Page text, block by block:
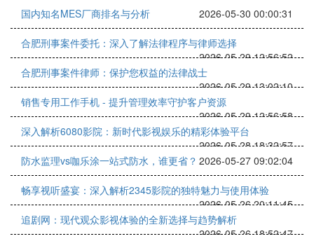
国内知名MES厂商排名与分析 2026-05-30 00:00:31
合肥刑事案件委托：深入了解法律程序与律师选择
2026-05-29 12:56:52
合肥刑事案件律师：保护您权益的法律战士
2026-05-29 13:02:10
销售专用工作手机 - 提升管理效率守护客户资源
2026-05-29 12:56:58
深入解析6080影院：新时代影视娱乐的精彩体验平台
2026-05-28 18:32:57
防水监理vs咖乐涂一站式防水，谁更省？ 2026-05-27 09:02:04
畅享视听盛宴：深入解析2345影院的独特魅力与使用体验
2026-05-26 20:11:45
追剧网：现代观众影视体验的全新选择与趋势解析
2026-05-26 18:52:47